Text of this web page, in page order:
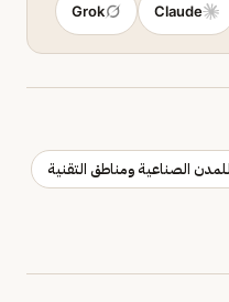
Claude
Grok
الصناعية ومناطق التقنية